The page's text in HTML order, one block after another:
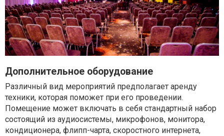
Дополнительное оборудование
Различный вид мероприятий предполагает аренду
техники, которая поможет при его проведении.
Помещение может включать в себя стандартный набор
состоящий из аудиосистемы, микрофонов, монитора,
кондиционера, флипп-чарта, скоростного интернета,